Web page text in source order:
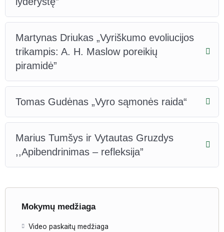
Martynas Driukas „Vyriškumo evoliucijos
trikampis: A. H. Maslow poreikių
piramidė”
Tomas Gudėnas „Vyro sąmonės raida“
Marius Tumšys ir Vytautas Gruzdys
,,Apibendrinimas – refleksija”
Mokymų medžiaga
Video paskaitų medžiaga